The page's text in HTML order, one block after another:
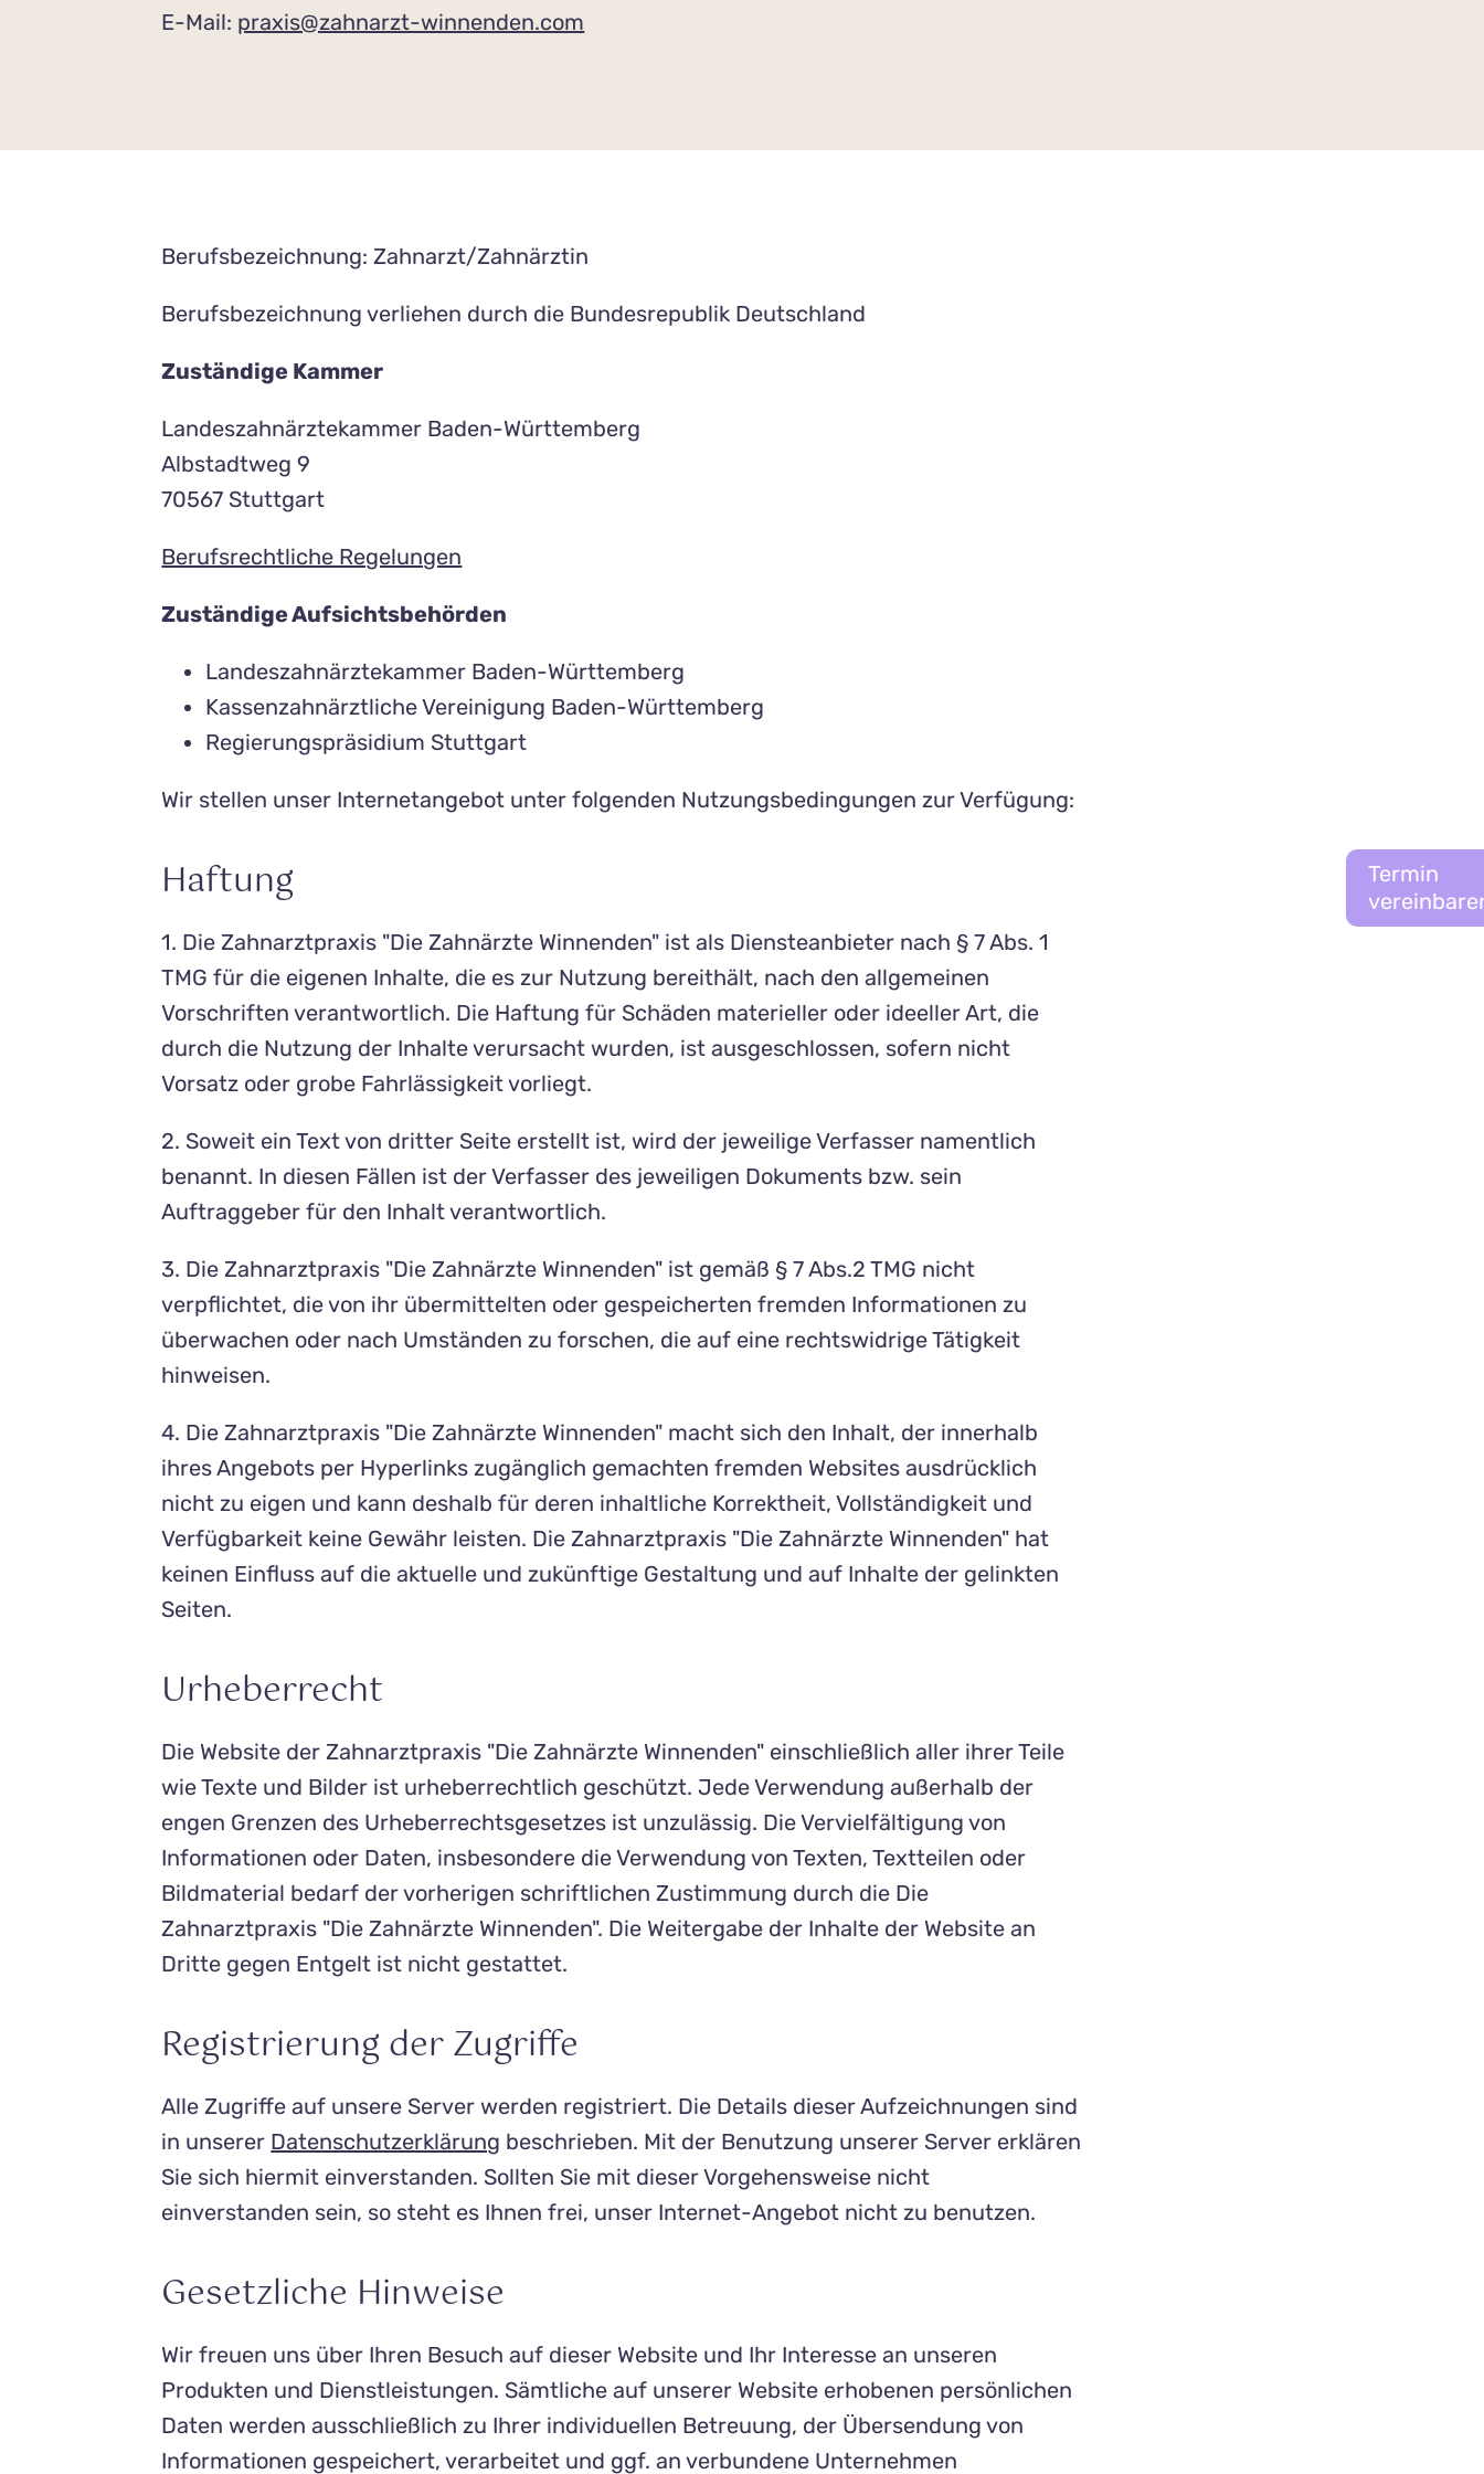
Termin
E-Mail: praxis@zahnarzt-winnenden.com
Berufsbezeichnung: Zahnarzt/Zahnärztin
Berufsbezeichnung verliehen durch die Bundesrepublik Deutschland
Zuständige Kammer
Landeszahnärztekammer Baden-Württemberg
Albstadtweg 9
70567 Stuttgart
Berufsrechtliche Regelungen
Zuständige Aufsichtsbehörden
Landeszahnärztekammer Baden-Württemberg
Kassenzahnärztliche Vereinigung Baden-Württemberg
Regierungspräsidium Stuttgart
Wir stellen unser Internetangebot unter folgenden Nutzungsbedingungen zur Verfügung:
Haftung
1. Die Zahnarztpraxis "Die Zahnärzte Winnenden" ist als Diensteanbieter nach § 7 Abs. 1
TMG für die eigenen Inhalte, die es zur Nutzung bereithält, nach den allgemeinen
Vorschriften verantwortlich. Die Haftung für Schäden materieller oder ideeller Art, die
durch die Nutzung der Inhalte verursacht wurden, ist ausgeschlossen, sofern nicht
Vorsatz oder grobe Fahrlässigkeit vorliegt.
2. Soweit ein Text von dritter Seite erstellt ist, wird der jeweilige Verfasser namentlich
benannt. In diesen Fällen ist der Verfasser des jeweiligen Dokuments bzw. sein
Auftraggeber für den Inhalt verantwortlich.
3. Die Zahnarztpraxis "Die Zahnärzte Winnenden" ist gemäß § 7 Abs.2 TMG nicht
verpflichtet, die von ihr übermittelten oder gespeicherten fremden Informationen zu
überwachen oder nach Umständen zu forschen, die auf eine rechtswidrige Tätigkeit
hinweisen.
4. Die Zahnarztpraxis "Die Zahnärzte Winnenden" macht sich den Inhalt, der innerhalb
ihres Angebots per Hyperlinks zugänglich gemachten fremden Websites ausdrücklich
nicht zu eigen und kann deshalb für deren inhaltliche Korrektheit, Vollständigkeit und
Verfügbarkeit keine Gewähr leisten. Die Zahnarztpraxis "Die Zahnärzte Winnenden" hat
keinen Einfluss auf die aktuelle und zukünftige Gestaltung und auf Inhalte der gelinkten
Seiten.
Urheberrecht
Die Website der Zahnarztpraxis "Die Zahnärzte Winnenden" einschließlich aller ihrer Teile
wie Texte und Bilder ist urheberrechtlich geschützt. Jede Verwendung außerhalb der
engen Grenzen des Urheberrechtsgesetzes ist unzulässig. Die Vervielfältigung von
Informationen oder Daten, insbesondere die Verwendung von Texten, Textteilen oder
Bildmaterial bedarf der vorherigen schriftlichen Zustimmung durch die Die
Zahnarztpraxis "Die Zahnärzte Winnenden". Die Weitergabe der Inhalte der Website an
Dritte gegen Entgelt ist nicht gestattet.
Registrierung der Zugriffe
Alle Zugriffe auf unsere Server werden registriert. Die Details dieser Aufzeichnungen sind
in unserer Datenschutzerklärung beschrieben. Mit der Benutzung unserer Server erklären
Sie sich hiermit einverstanden. Sollten Sie mit dieser Vorgehensweise nicht
einverstanden sein, so steht es Ihnen frei, unser Internet-Angebot nicht zu benutzen.
Gesetzliche Hinweise
Wir freuen uns über Ihren Besuch auf dieser Website und Ihr Interesse an unseren
Produkten und Dienstleistungen. Sämtliche auf unserer Website erhobenen persönlichen
Daten werden ausschließlich zu Ihrer individuellen Betreuung, der Übersendung von
Informationen gespeichert, verarbeitet und ggf. an verbundene Unternehmen